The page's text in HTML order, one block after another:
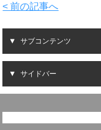
< 前の記事へ
サブコンテンツ
サイドバー